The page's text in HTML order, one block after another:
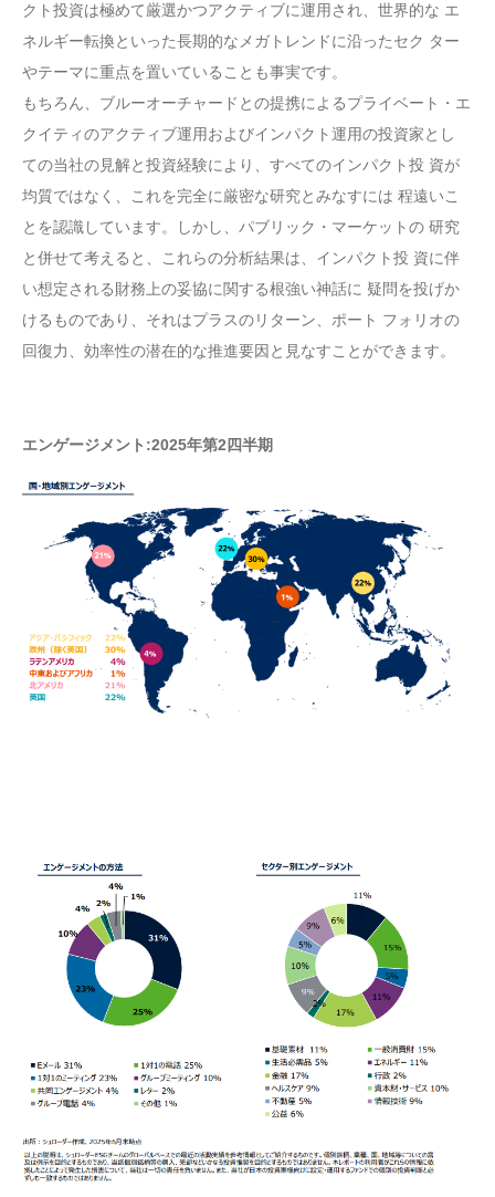
クト投資は極めて厳選かつアクティブに運用され、世界的な エ
ネルギー転換といった長期的なメガトレンドに沿ったセク ター
やテーマに重点を置いていることも事実です。
もちろん、ブルーオーチャードとの提携によるプライベート・エ
クイティのアクティブ運用およびインパクト運用の投資家とし
ての当社の見解と投資経験により、すべてのインパクト投 資が
均質ではなく、これを完全に厳密な研究とみなすには 程遠いこ
とを認識しています。しかし、パブリック・マーケットの 研究
と併せて考えると、これらの分析結果は、インパクト投 資に伴
い想定される財務上の妥協に関する根強い神話に 疑問を投げか
けるものであり、それはプラスのリターン、ポート フォリオの
回復力、効率性の潜在的な推進要因と見なすことができます。
エンゲージメント:2025年第2四半期